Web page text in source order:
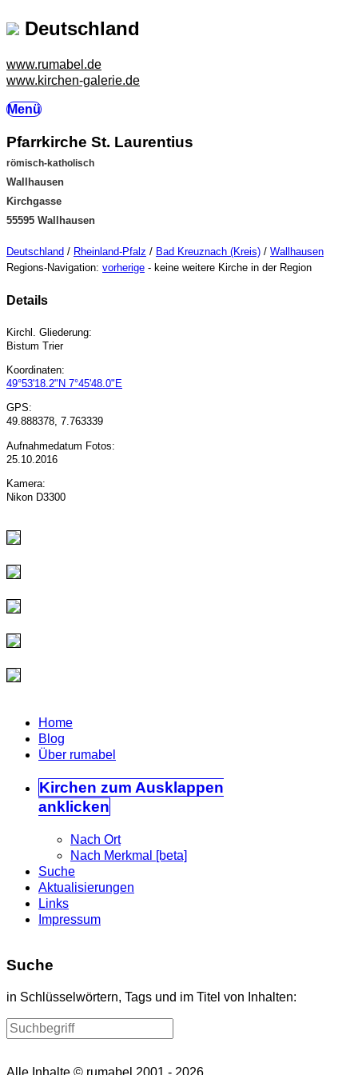
Deutschland
www.rumabel.de
www.kirchen-galerie.de
Menü
Pfarrkirche St. Laurentius
römisch-katholisch
Wallhausen
Kirchgasse
55595 Wallhausen
Deutschland / Rheinland-Pfalz / Bad Kreuznach (Kreis) / Wallhausen
Regions-Navigation: vorherige - keine weitere Kirche in der Region
Details
Kirchl. Gliederung:
Bistum Trier
Koordinaten:
49°53'18.2"N 7°45'48.0"E
GPS:
49.888378, 7.763339
Aufnahmedatum Fotos:
25.10.2016
Kamera:
Nikon D3300
Home
Blog
Über rumabel
Kirchen zum Ausklappen
anklicken
Nach Ort
Nach Merkmal [beta]
Suche
Aktualisierungen
Links
Impressum
Suche
in Schlüsselwörtern, Tags und im Titel von Inhalten: